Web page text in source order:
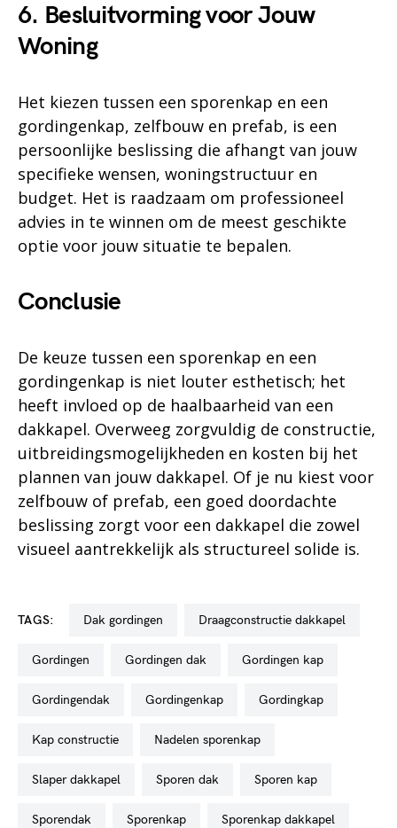
6. Besluitvorming voor Jouw
Woning
Het kiezen tussen een sporenkap en een
gordingenkap, zelfbouw en prefab, is een
persoonlijke beslissing die afhangt van jouw
specifieke wensen, woningstructuur en
budget. Het is raadzaam om professioneel
advies in te winnen om de meest geschikte
optie voor jouw situatie te bepalen.
Conclusie
De keuze tussen een sporenkap en een
gordingenkap is niet louter esthetisch; het
heeft invloed op de haalbaarheid van een
dakkapel. Overweeg zorgvuldig de constructie,
uitbreidingsmogelijkheden en kosten bij het
plannen van jouw dakkapel. Of je nu kiest voor
zelfbouw of prefab, een goed doordachte
beslissing zorgt voor een dakkapel die zowel
visueel aantrekkelijk als structureel solide is.
TAGS: dak gordingen draagconstructie dakkapel
gordingen gordingen dak gordingen kap
gordingendak gordingenkap gordingkap
kap constructie nadelen sporenkap
slaper dakkapel sporen dak sporen kap
sporendak sporenkap sporenkap dakkapel